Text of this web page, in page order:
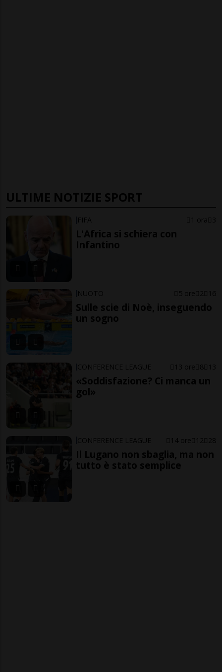
ULTIME NOTIZIE SPORT
FIFA 1 ora 3
L'Africa si schiera con
Infantino
NUOTO 5 ore 2 16
Sulle scie di Noè, inseguendo
un sogno
CONFERENCE LEAGUE 13 ore 8 13
«Soddisfazione? Ci manca un
gol»
CONFERENCE LEAGUE 14 ore 12 28
Il Lugano non sbaglia, ma non
tutto è stato semplice